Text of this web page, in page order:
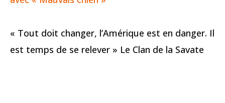
« Tout doit changer, l’Amérique est en danger. Il
est temps de se relever » Le Clan de la Savate